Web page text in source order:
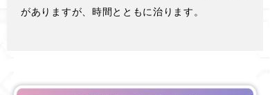
がありますが、時間とともに治ります。